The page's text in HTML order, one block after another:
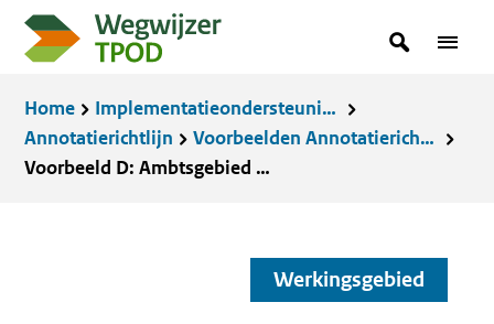
Overslaan
inhoud
gaan
zoekterm
in
Zoeken Menu
Kruimelpad
Home
Implementatieondersteuning
Annotatierichtlijn
Voorbeelden Annotatierichtlijn
Voorbeeld D: Ambtsgebied als werkingsgebied gebruiken
Werkingsgebied